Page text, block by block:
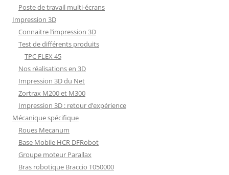
Poste de travail multi-écrans
Impression 3D
Connaitre l’impression 3D
Test de différents produits
TPC FLEX 45
Nos réalisations en 3D
Impression 3D du Net
Zortrax M200 et M300
Impression 3D : retour d’expérience
Mécanique spécifique
Roues Mecanum
Base Mobile HCR DFRobot
Groupe moteur Parallax
Bras robotique Braccio T050000